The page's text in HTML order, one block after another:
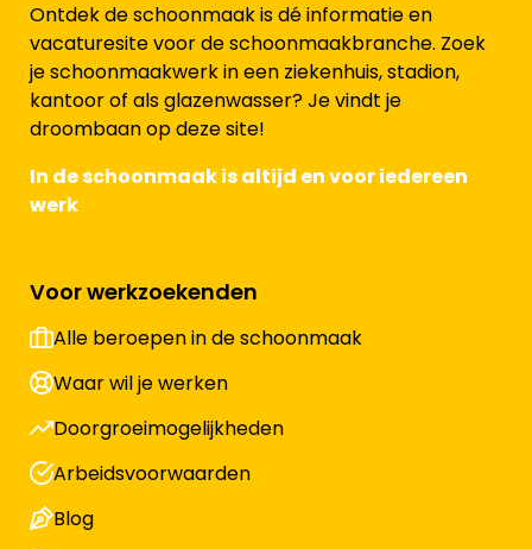
Ontdek de schoonmaak is dé informatie en
vacaturesite voor de schoonmaakbranche. Zoek
je schoonmaakwerk in een ziekenhuis, stadion,
kantoor of als glazenwasser? Je vindt je
droombaan op deze site!
In de schoonmaak is altijd en voor iedereen
werk
Voor werkzoekenden
Alle beroepen in de schoonmaak
Waar wil je werken
Doorgroeimogelijkheden
Arbeidsvoorwaarden
Blog